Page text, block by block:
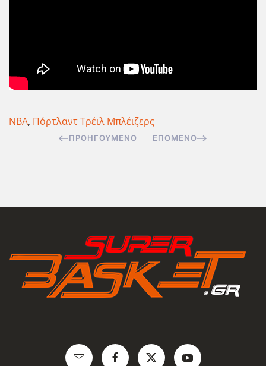
NBA, Πόρτλαντ Τρέιλ Μπλέιζερς
ΠΡΟΗΓΟΎΜΕΝΟ ΕΠΌΜΕΝΟ